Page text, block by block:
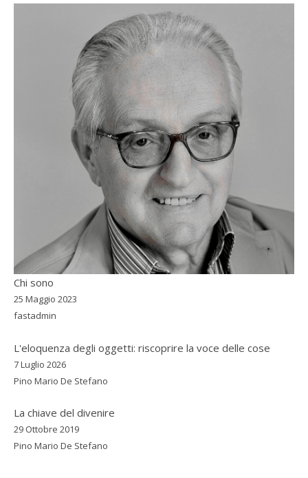
Chi sono
25 Maggio 2023
fastadmin
L'eloquenza degli oggetti: riscoprire la voce delle cose
7 Luglio 2026
Pino Mario De Stefano
La chiave del divenire
29 Ottobre 2019
Pino Mario De Stefano